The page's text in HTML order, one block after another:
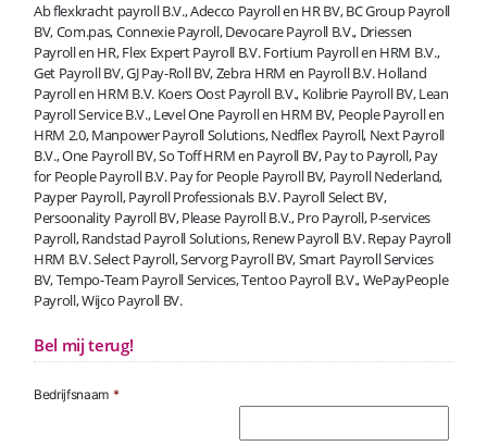
Ab flexkracht payroll B.V., Adecco Payroll en HR BV, BC Group Payroll
BV, Com.pas, Connexie Payroll, Devocare Payroll B.V., Driessen
Payroll en HR, Flex Expert Payroll B.V. Fortium Payroll en HRM B.V.,
Get Payroll BV, GJ Pay-Roll BV, Zebra HRM en Payroll B.V. Holland
Payroll en HRM B.V. Koers Oost Payroll B.V., Kolibrie Payroll BV, Lean
Payroll Service B.V., Level One Payroll en HRM BV, People Payroll en
HRM 2.0, Manpower Payroll Solutions, Nedflex Payroll, Next Payroll
B.V., One Payroll BV, So Toff HRM en Payroll BV, Pay to Payroll, Pay
for People Payroll B.V. Pay for People Payroll BV, Payroll Nederland,
Payper Payroll, Payroll Professionals B.V. Payroll Select BV,
Persoonality Payroll BV, Please Payroll B.V., Pro Payroll, P-services
Payroll, Randstad Payroll Solutions, Renew Payroll B.V. Repay Payroll
HRM B.V. Select Payroll, Servorg Payroll BV, Smart Payroll Services
BV, Tempo-Team Payroll Services, Tentoo Payroll B.V., WePayPeople
Payroll, Wijco Payroll BV.
Bel mij terug!
Bedrijfsnaam *